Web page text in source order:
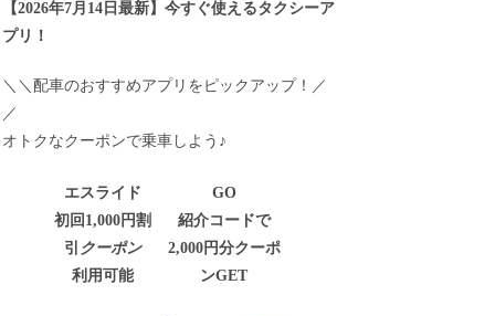
【2026年7月14日最新】今すぐ使えるタクシーア
プリ！
＼＼配車のおすすめアプリをピックアップ！／
／
オトクなクーポンで乗車しよう♪
エスライド
初回1,000円割
引 クーポン
利用可能
GO
紹介コードで
2,000円分クーポ
ンGET